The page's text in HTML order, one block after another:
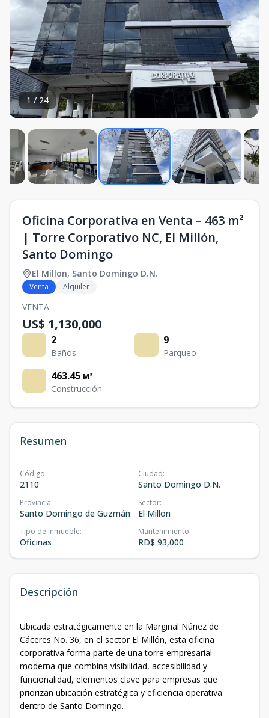
1 / 24
Oficina Corporativa en Venta – 463 m²
| Torre Corporativo NC, El Millón,
Santo Domingo
El Millon, Santo Domingo D.N.
Venta Alquiler
VENTA
US$ 1,130,000
2
Baños
9
Parqueo
463.45 M²
Construcción
Resumen
Código:
2110
Ciudad:
Santo Domingo D.N.
Provincia:
Santo Domingo de Guzmán
Sector:
El Millon
Tipo de inmueble:
Oficinas
Mantenimiento:
RD$ 93,000
Descripción
Ubicada estratégicamente en la Marginal Núñez de
Cáceres No. 36, en el sector El Millón, esta oficina
corporativa forma parte de una torre empresarial
moderna que combina visibilidad, accesibilidad y
funcionalidad, elementos clave para empresas que
priorizan ubicación estratégica y eficiencia operativa
dentro de Santo Domingo.